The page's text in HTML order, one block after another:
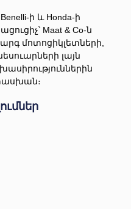
ի և Honda-ի
Maat & Co-ն
մոտոցիկլետների,
լայն